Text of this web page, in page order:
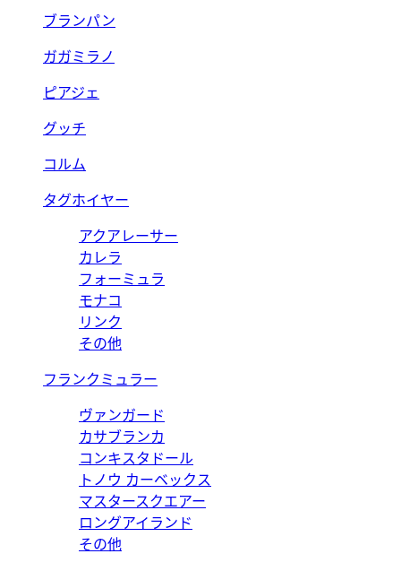
ブランパン
ガガミラノ
ピアジェ
グッチ
コルム
タグホイヤー
アクアレーサー
カレラ
フォーミュラ
モナコ
リンク
その他
フランクミュラー
ヴァンガード
カサブランカ
コンキスタドール
トノウ カーベックス
マスタースクエアー
ロングアイランド
その他